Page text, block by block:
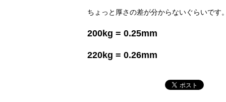
ちょっと厚さの差が分からないぐらいです
200kg = 0.25mm
220kg = 0.26mm